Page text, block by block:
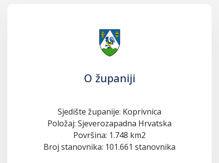
O županiji
Sjedište županije: Koprivnica
Položaj: Sjeverozapadna Hrvatska
Površina: 1.748 km2
Broj stanovnika: 101.661 stanovnika